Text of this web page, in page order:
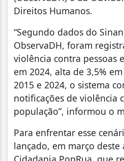
Direitos Humanos.
“Segundo dados do
ObservaDH, foram
violência contra pessoas
em 2024, alta de 3,5%
2015 e 2024, o sistema
notificações de violência
população”, informou o
Para enfrentar esse
lançado, em março